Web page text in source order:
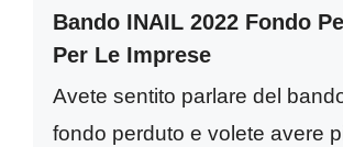
Bando INAIL 2022 Fondo
Per Le Imprese
Avete sentito parlare del
fondo perduto e volete avere